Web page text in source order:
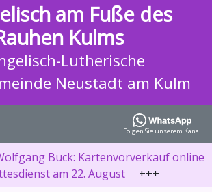
am Fuße des
Kulms
Lutherische
Neustadt am Kulm
Folgen Sie unserem Kanal
Buck: Kartenvorverkauf online
am 22. August
+++